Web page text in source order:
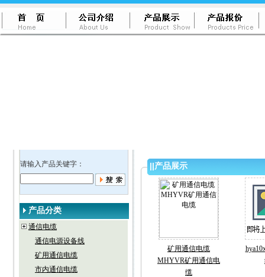
请输入产品关键字：
产品分类
通信电缆
通信电源设备线
矿用通信电缆
市内通信电缆
||产品展示
矿用通信电缆
MHYVR矿用通信电
缆